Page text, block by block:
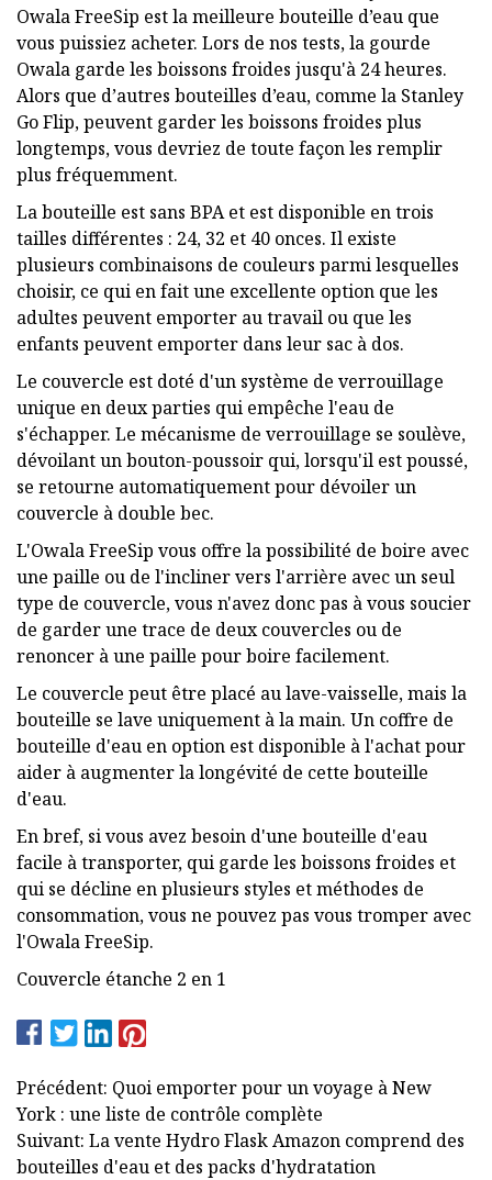
Owala FreeSip est la meilleure bouteille d’eau que
vous puissiez acheter. Lors de nos tests, la gourde
Owala garde les boissons froides jusqu'à 24 heures.
Alors que d’autres bouteilles d’eau, comme la Stanley
Go Flip, peuvent garder les boissons froides plus
longtemps, vous devriez de toute façon les remplir
plus fréquemment.
La bouteille est sans BPA et est disponible en trois
tailles différentes : 24, 32 et 40 onces. Il existe
plusieurs combinaisons de couleurs parmi lesquelles
choisir, ce qui en fait une excellente option que les
adultes peuvent emporter au travail ou que les
enfants peuvent emporter dans leur sac à dos.
Le couvercle est doté d'un système de verrouillage
unique en deux parties qui empêche l'eau de
s'échapper. Le mécanisme de verrouillage se soulève,
dévoilant un bouton-poussoir qui, lorsqu'il est poussé,
se retourne automatiquement pour dévoiler un
couvercle à double bec.
L'Owala FreeSip vous offre la possibilité de boire avec
une paille ou de l'incliner vers l'arrière avec un seul
type de couvercle, vous n'avez donc pas à vous soucier
de garder une trace de deux couvercles ou de
renoncer à une paille pour boire facilement.
Le couvercle peut être placé au lave-vaisselle, mais la
bouteille se lave uniquement à la main. Un coffre de
bouteille d'eau en option est disponible à l'achat pour
aider à augmenter la longévité de cette bouteille
d'eau.
En bref, si vous avez besoin d'une bouteille d'eau
facile à transporter, qui garde les boissons froides et
qui se décline en plusieurs styles et méthodes de
consommation, vous ne pouvez pas vous tromper avec
l'Owala FreeSip.
Couvercle étanche 2 en 1
Précédent: Quoi emporter pour un voyage à New
York : une liste de contrôle complète
Suivant: La vente Hydro Flask Amazon comprend des
bouteilles d'eau et des packs d'hydratation